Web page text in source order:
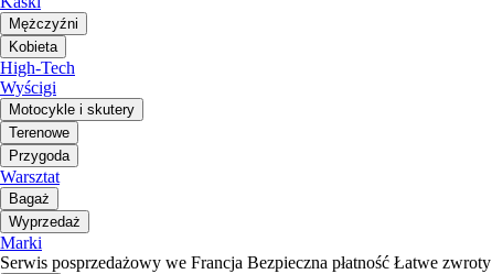
Mężczyźni
Kobieta
High-Tech
Wyścigi
Motocykle i skutery
Terenowe
Przygoda
Warsztat
Bagaż
Wyprzedaż
Marki
Serwis posprzedażowy we Francja Bezpieczna płatność Łatwe zwroty